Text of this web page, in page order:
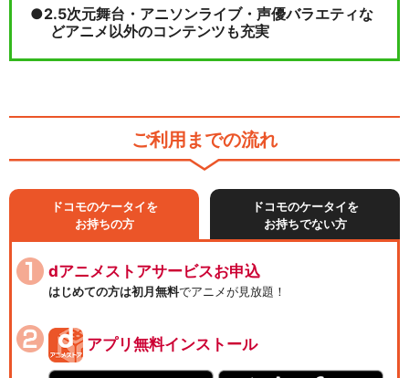
2.5次元舞台・アニソンライブ・声優バラエティな
どアニメ以外のコンテンツも充実
ご利用までの流れ
ドコモのケータイを
お持ちの方
ドコモのケータイを
お持ちでない方
dアニメストアサービスお申込
はじめての方は初月無料でアニメが見放題！
アプリ無料インストール